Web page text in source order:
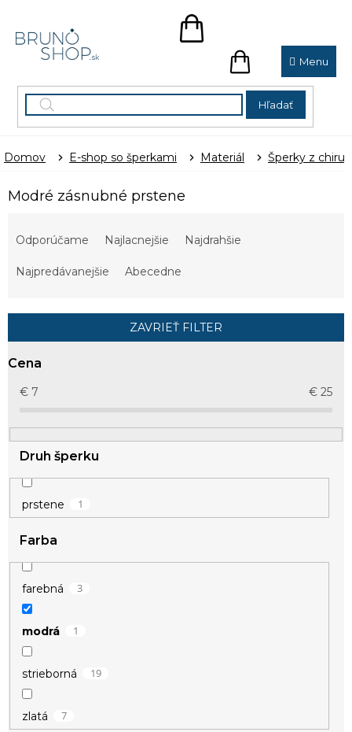
obsah
Hľadať
NÁKUPNÝ
NÁKUPNÝ
KOŠÍK
Domov E-shop so šperkami Materiál Šperky z
Modré zásnubné prstene
p
r
k
t
v
Odporúčame Najlacnejšie Najdrahšie
Najpredávanejšie Abecedne
ZAVRIEŤ FILTER
Cena
€ 7 € 25
Druh šperku
prstene 1
Farba
farebná 3
modrá 1
strieborná 19
zlatá 7